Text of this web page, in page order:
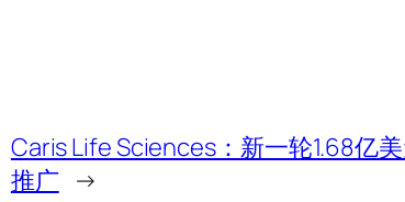
Caris Life Sciences：新一轮1.68亿
推广 →